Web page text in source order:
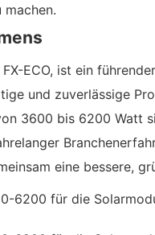
machen.
ECO, ist ein
und zuverlässige
3600 bis 6200 Watt
eine bessere,